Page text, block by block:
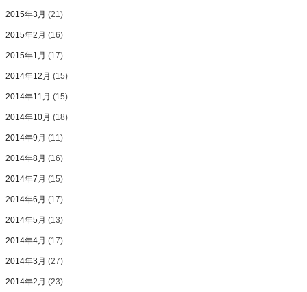
2015年3月 (21)
2015年2月 (16)
2015年1月 (17)
2014年12月 (15)
2014年11月 (15)
2014年10月 (18)
2014年9月 (11)
2014年8月 (16)
2014年7月 (15)
2014年6月 (17)
2014年5月 (13)
2014年4月 (17)
2014年3月 (27)
2014年2月 (23)